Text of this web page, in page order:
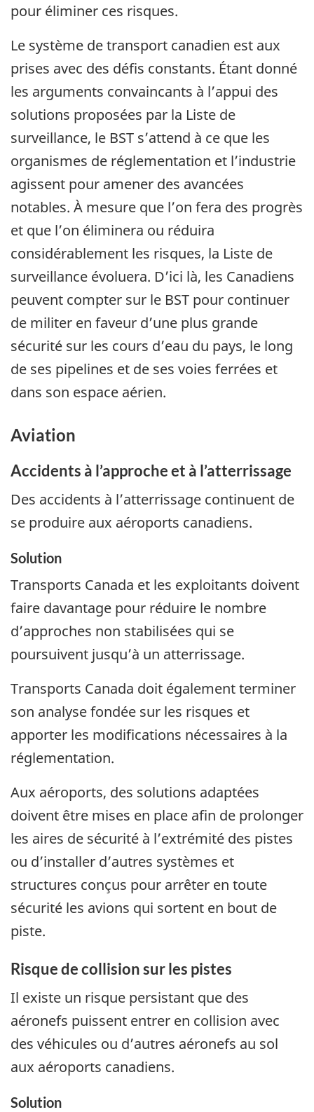
pour éliminer ces risques.
Le système de transport canadien est aux
prises avec des défis constants. Étant donné
les arguments convaincants à l’appui des
solutions proposées par la Liste de
surveillance, le BST s’attend à ce que les
organismes de réglementation et l’industrie
agissent pour amener des avancées
notables. À mesure que l’on fera des progrès
et que l’on éliminera ou réduira
considérablement les risques, la Liste de
surveillance évoluera. D’ici là, les Canadiens
peuvent compter sur le BST pour continuer
de militer en faveur d’une plus grande
sécurité sur les cours d’eau du pays, le long
de ses pipelines et de ses voies ferrées et
dans son espace aérien.
Aviation
Accidents à l’approche et à l’atterrissage
Des accidents à l’atterrissage continuent de
se produire aux aéroports canadiens.
Solution
Transports Canada et les exploitants doivent
faire davantage pour réduire le nombre
d’approches non stabilisées qui se
poursuivent jusqu’à un atterrissage.
Transports Canada doit également terminer
son analyse fondée sur les risques et
apporter les modifications nécessaires à la
réglementation.
Aux aéroports, des solutions adaptées
doivent être mises en place afin de prolonger
les aires de sécurité à l’extrémité des pistes
ou d’installer d’autres systèmes et
structures conçus pour arrêter en toute
sécurité les avions qui sortent en bout de
piste.
Risque de collision sur les pistes
Il existe un risque persistant que des
aéronefs puissent entrer en collision avec
des véhicules ou d’autres aéronefs au sol
aux aéroports canadiens.
Solution